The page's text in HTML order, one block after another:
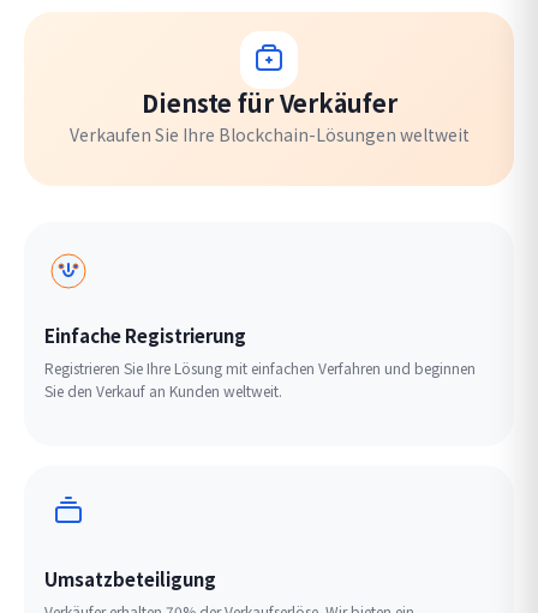
Dienste für Verkäufer
Verkaufen Sie Ihre Blockchain-Lösungen weltweit
Einfache Registrierung
Registrieren Sie Ihre Lösung mit einfachen Verfahren und beginnen
Sie den Verkauf an Kunden weltweit.
Umsatzbeteiligung